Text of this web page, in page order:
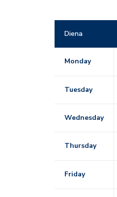
Diena
Monday
Tuesday
Wednesday
Thursday
Friday